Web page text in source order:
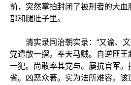
前，突然掌拍封闭了被刑者的大
部和腿肚子里。
清实录同治朝实录：“又谕、文
党遣散一摺。奉天马贼。自逆匪
一犯。尚敢率其党与。屡抗官军。
省。凶恶众著。实为法所难容。该